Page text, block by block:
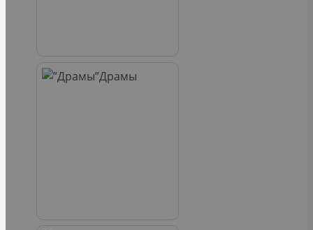
Драмы